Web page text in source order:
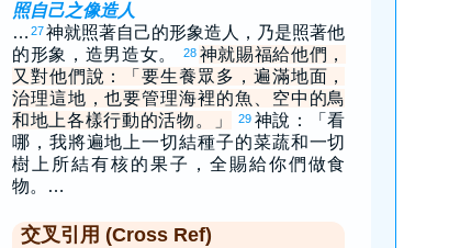
照自己之像造人
… 27神就照著自己的形象造人，乃是照著他
的形象，造男造女。
28 神就賜福給他們，
又對他們說：「要生養眾多，遍滿地面，
治理這地，也要管理海裡的魚、空中的鳥
和地上各樣行動的活物。」
29 神說：「看
哪，我將遍地上一切結種子的菜蔬和一切
樹上所結有核的果子，全賜給你們做食
物。…
交叉引用 (Cross Ref)